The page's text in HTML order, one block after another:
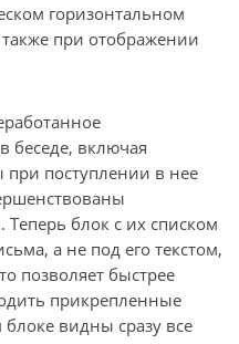
горизонтальном
при отображении
беседе, включая
при поступлении в нее
блок с их списком
а не под его текстом,
позволяет быстрее
прикрепленные
видны сразу все